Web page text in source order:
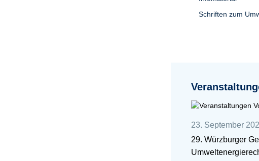
Schriften zum
23. September
29. Würzburger